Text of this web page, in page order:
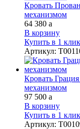
Кровать
механизмом
64 380 a
В корзину
Купить в 1 клик
Артикул:
Кровать
механизмом
97 500 a
В корзину
Купить в 1 клик
Артикул: